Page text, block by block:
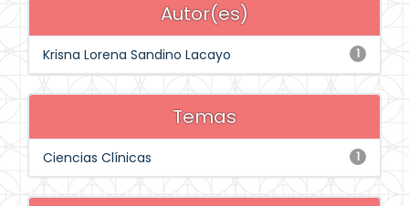
Autor(es)
1
Krisna Lorena Sandino Lacayo
Temas
1
Ciencias Clínicas